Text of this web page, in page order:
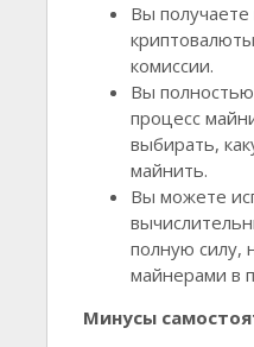
Вы
комиссии.
Вы
процесс
выбирать,
майнить.
Вы можете
полную силу,
майнерами в
Минусы